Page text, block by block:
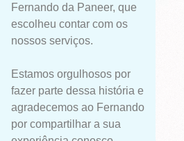
Fernando da Paneer, que
escolheu contar com os
nossos serviços.
Estamos orgulhosos por
fazer parte dessa história e
agradecemos ao Fernando
por compartilhar a sua